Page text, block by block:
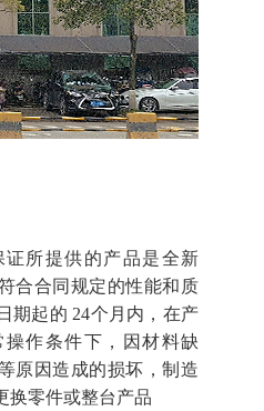
所提供的产品是全新
合合同规定的性能和质
期起的 24个月内，在产
作条件下，因材料缺
原因造成的损坏，制造
换零件或整台产品